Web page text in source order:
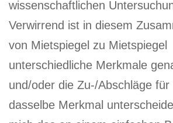
wissenschaftlichen
Verwirrend ist in diesem
von Mietspiegel zu Mietspiegel
unterschiedliche Merkmale
und/oder die Zu-/Abschläge für
dasselbe Merkmal